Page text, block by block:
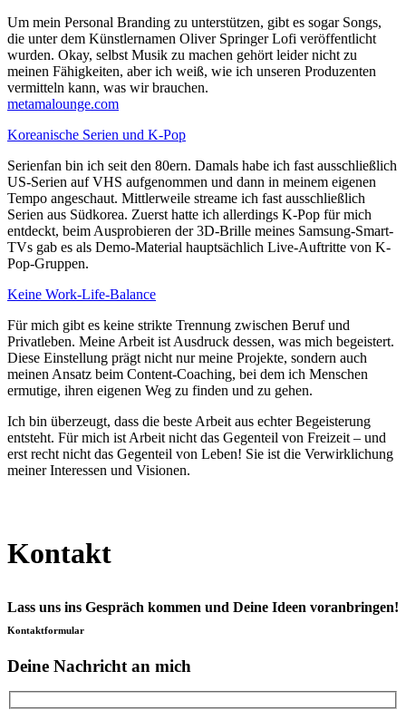
Um mein Personal Branding zu unterstützen, gibt es sogar Songs,
die unter dem Künstlernamen Oliver Springer Lofi veröffentlicht
wurden. Okay, selbst Musik zu machen gehört leider nicht zu
meinen Fähigkeiten, aber ich weiß, wie ich unseren Produzenten
vermitteln kann, was wir brauchen.
metamalounge.com
Koreanische Serien und K-Pop
Serienfan bin ich seit den 80ern. Damals habe ich fast ausschließlich
US-Serien auf VHS aufgenommen und dann in meinem eigenen
Tempo angeschaut. Mittlerweile streame ich fast ausschließlich
Serien aus Südkorea. Zuerst hatte ich allerdings K-Pop für mich
entdeckt, beim Ausprobieren der 3D-Brille meines Samsung-Smart-
TVs gab es als Demo-Material hauptsächlich Live-Auftritte von K-
Pop-Gruppen.
Keine Work-Life-Balance
Für mich gibt es keine strikte Trennung zwischen Beruf und
Privatleben. Meine Arbeit ist Ausdruck dessen, was mich begeistert.
Diese Einstellung prägt nicht nur meine Projekte, sondern auch
meinen Ansatz beim Content-Coaching, bei dem ich Menschen
ermutige, ihren eigenen Weg zu finden und zu gehen.
Ich bin überzeugt, dass die beste Arbeit aus echter Begeisterung
entsteht. Für mich ist Arbeit nicht das Gegenteil von Freizeit – und
erst recht nicht das Gegenteil von Leben! Sie ist die Verwirklichung
meiner Interessen und Visionen.
Kontakt
Lass uns ins Gespräch kommen und Deine Ideen voranbringen!
Kontaktformular
Deine Nachricht an mich